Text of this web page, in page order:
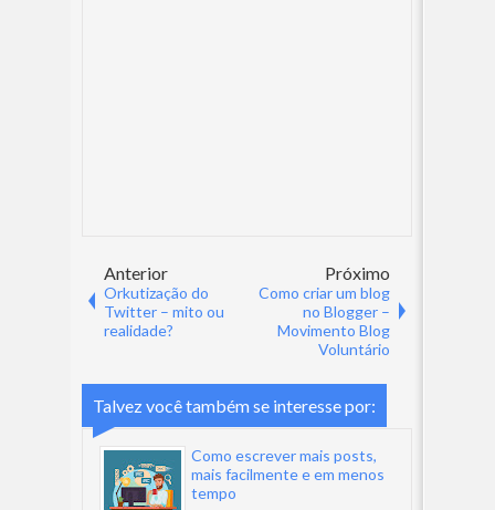
Anterior
Orkutização do
Twitter – mito ou
realidade?
Próximo
Como criar um blog
no Blogger –
Movimento Blog
Voluntário
Talvez você também se interesse por:
Como escrever mais posts,
mais facilmente e em menos
tempo